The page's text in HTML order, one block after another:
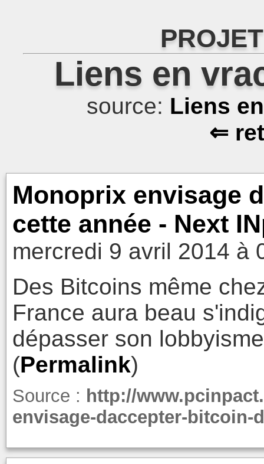
Liens en
source: Liens
⇐
Monoprix envisage
cette année - Next
mercredi 9 avril 2014 à
Des Bitcoins même
France aura beau
dépasser son
(Permalink)
Source : http://
envisage-daccepter-bitcoin-